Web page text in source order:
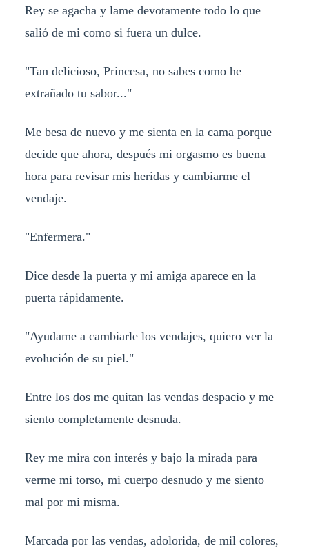
Rey se agacha y lame devotamente todo lo que
salió de mi como si fuera un dulce.
"Tan delicioso, Princesa, no sabes como he
extrañado tu sabor..."
Me besa de nuevo y me sienta en la cama porque
decide que ahora, después mi orgasmo es buena
hora para revisar mis heridas y cambiarme el
vendaje.
"Enfermera."
Dice desde la puerta y mi amiga aparece en la
puerta rápidamente.
"Ayudame a cambiarle los vendajes, quiero ver la
evolución de su piel."
Entre los dos me quitan las vendas despacio y me
siento completamente desnuda.
Rey me mira con interés y bajo la mirada para
verme mi torso, mi cuerpo desnudo y me siento
mal por mi misma.
Marcada por las vendas, adolorida, de mil colores,